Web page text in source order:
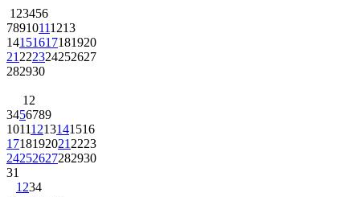
1 23456
78910111213
14151617181920
21 222324252627
282930
1 2
3456789
10111213141516
1718192021 2223
24252627282930
31
1 234